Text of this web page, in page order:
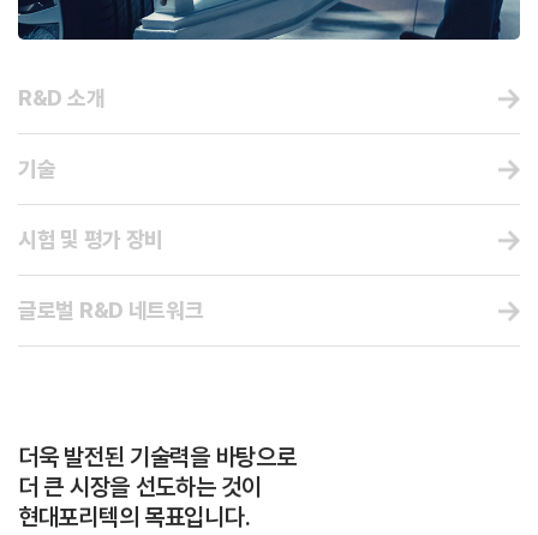
R&D 소개
기술
시험 및 평가 장비
글로벌 R&D 네트워크
더욱 발전된 기술력을 바탕으로
더 큰 시장을 선도하는 것이
현대포리텍의 목표입니다.